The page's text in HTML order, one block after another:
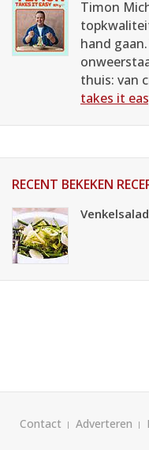
Timon
hand
thuis: van
takes it
RECENT BEKEKEN
Contact Adverteren